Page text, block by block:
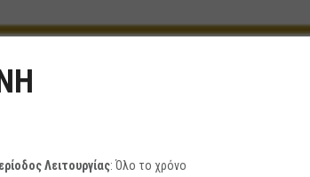
Λειτουργίας: Όλο το χρόνο